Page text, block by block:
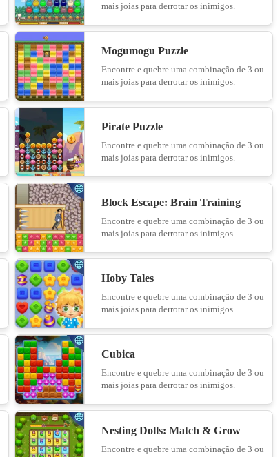
Jump Master
11
Duck Rescue: Screw Clear
LinkLink
Cooking Empire
16
mais joias para derrotar os inimigos.
Mogumogu Puzzle
Encontre e quebre uma combinação de 3 ou
mais joias para derrotar os inimigos.
Pirate Puzzle
Encontre e quebre uma combinação de 3 ou
mais joias para derrotar os inimigos.
Block Escape: Brain Training
Encontre e quebre uma combinação de 3 ou
mais joias para derrotar os inimigos.
Hoby Tales
Encontre e quebre uma combinação de 3 ou
mais joias para derrotar os inimigos.
Cubica
Encontre e quebre uma combinação de 3 ou
mais joias para derrotar os inimigos.
Nesting Dolls: Match & Grow
Encontre e quebre uma combinação de 3 ou